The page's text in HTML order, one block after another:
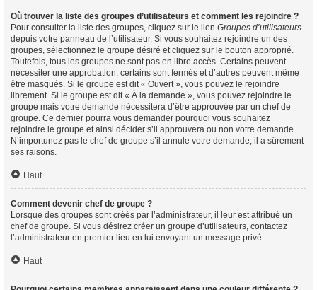
Où trouver la liste des groupes d’utilisateurs et comment les rejoindre ?
Pour consulter la liste des groupes, cliquez sur le lien Groupes d’utilisateurs
depuis votre panneau de l’utilisateur. Si vous souhaitez rejoindre un des
groupes, sélectionnez le groupe désiré et cliquez sur le bouton approprié.
Toutefois, tous les groupes ne sont pas en libre accès. Certains peuvent
nécessiter une approbation, certains sont fermés et d’autres peuvent même
être masqués. Si le groupe est dit « Ouvert », vous pouvez le rejoindre
librement. Si le groupe est dit « À la demande », vous pouvez rejoindre le
groupe mais votre demande nécessitera d’être approuvée par un chef de
groupe. Ce dernier pourra vous demander pourquoi vous souhaitez
rejoindre le groupe et ainsi décider s’il approuvera ou non votre demande.
N’importunez pas le chef de groupe s’il annule votre demande, il a sûrement
ses raisons.
Haut
Comment devenir chef de groupe ?
Lorsque des groupes sont créés par l’administrateur, il leur est attribué un
chef de groupe. Si vous désirez créer un groupe d’utilisateurs, contactez
l’administrateur en premier lieu en lui envoyant un message privé.
Haut